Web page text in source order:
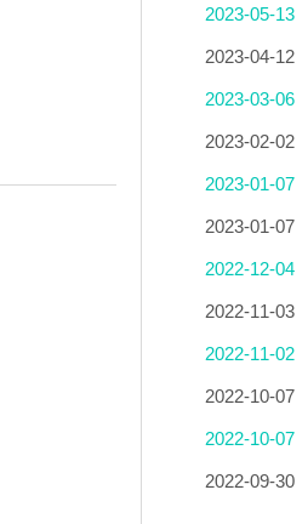
2023-05-13
2023-04-12
2023-03-06
2023-02-02
2023-01-07
2023-01-07
2022-12-04
2022-11-03
2022-11-02
2022-10-07
2022-10-07
2022-09-30